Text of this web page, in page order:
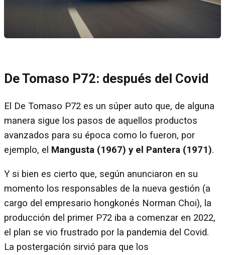
De Tomaso P72: después del Covid
El De Tomaso P72 es un súper auto que, de alguna
manera sigue los pasos de aquellos productos
avanzados para su época como lo fueron, por
ejemplo, el Mangusta (1967) y el Pantera (1971).
Y si bien es cierto que, según anunciaron en su
momento los responsables de la nueva gestión (a
cargo del empresario hongkonés Norman Choi), la
producción del primer P72 iba a comenzar en 2022,
el plan se vio frustrado por la pandemia del Covid.
La postergación sirvió para que los